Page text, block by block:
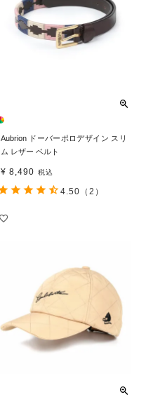
Aubrion ドーバーポロデザイン スリ
ム レザー ベルト
¥ 8,490 税込
4.50 （2）